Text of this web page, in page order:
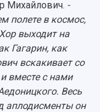
Михайлович. -
полете в космос,
выходит на
Гагарин, как
вскакивает со
вместе с нами
Весь
аплодисменты он